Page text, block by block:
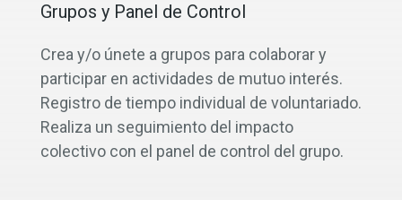
Grupos y Panel de Control
Crea y/o únete a grupos para colaborar y
participar en actividades de mutuo interés.
Registro de tiempo individual de voluntariado.
Realiza un seguimiento del impacto
colectivo con el panel de control del grupo.